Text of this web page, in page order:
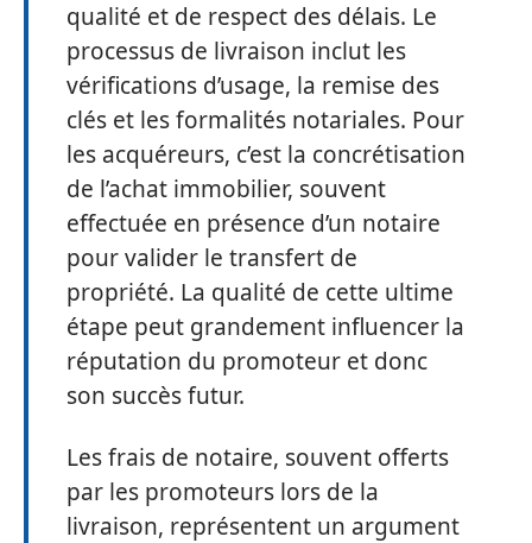
qualité et de respect des délais. Le
processus de livraison inclut les
vérifications d’usage, la remise des
clés et les formalités notariales. Pour
les acquéreurs, c’est la concrétisation
de l’achat immobilier, souvent
effectuée en présence d’un notaire
pour valider le transfert de
propriété. La qualité de cette ultime
étape peut grandement influencer la
réputation du promoteur et donc
son succès futur.
Les frais de notaire, souvent offerts
par les promoteurs lors de la
livraison, représentent un argument